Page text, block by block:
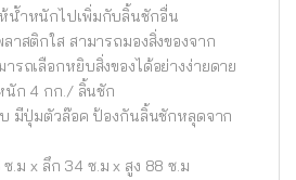
น้ำหนักไปเพิ่มกับลิ้นชักอื่น
าสติกใส สามารถมองสิ่งของจาก
รถเลือกหยิบสิ่งของได้อย่างง่ายดาย
นัก 4 กก./ ลิ้นชัก
มีปุ่มตัวล๊อค ป้องกันลิ้นชักหลุดจาก
.ม x ลึก 34 ซ.ม x สูง 88 ซ.ม